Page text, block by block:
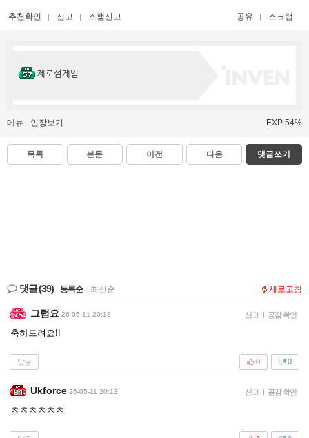
추천확인 신고 스팸신고 공유 스크랩
제로섬게임
메뉴 인장보기 EXP 54%
목록 본문 이전 다음 댓글쓰기
댓글(39) 등록순 최신순 새로고침
그럼요 26-05-11 20:13 신고 | 공감 확인
축하드려요!!
답글 0
0
Ukforce 26-05-11 20:13 신고 | 공감 확인
ㅊㅊㅊㅊㅊㅊ